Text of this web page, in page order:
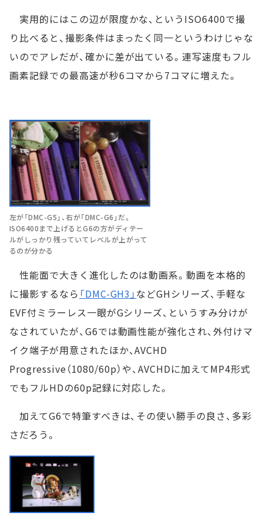
実用的にはこの辺が限度かな、というISO6400で撮
り比べると、撮影条件はまったく同一というわけじゃな
いのでアレだが、確かに差が出ている。連写速度もフル
画素記録での最高速が秒6コマから7コマに増えた。
左が「DMC-G5」、右が「DMC-G6」だ。
ISO6400まで上げるとG6の方がディテー
ルがしっかり残っていてレベルが上がって
るのが分かる
性能面で大きく進化したのは動画系。動画を本格的
に撮影するなら 「DMC-GH3」 などGHシリーズ、手軽な
EVF付ミラーレス一眼がGシリーズ、というすみ分けが
なされていたが、G6では動画性能が強化され、外付けマ
イク端子が用意されたほか、AVCHD
Progressive（1080/60p）や、AVCHDに加えてMP4形式
でもフルHDの60p記録に対応した。
加えてG6で特筆すべきは、その使い勝手の良さ、多彩
さだろう。